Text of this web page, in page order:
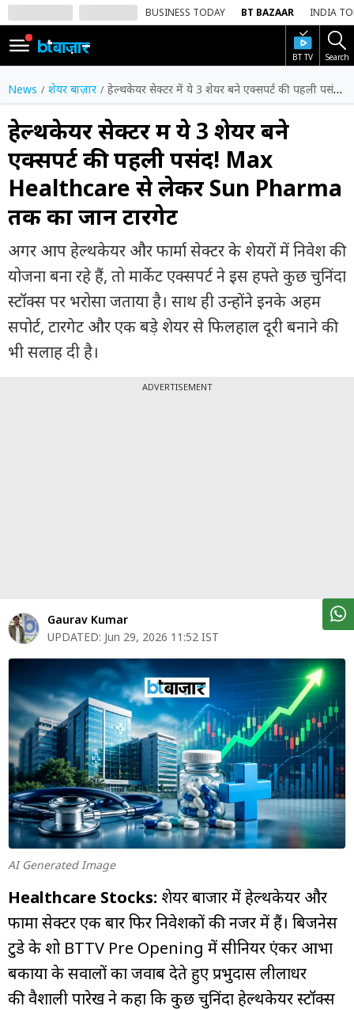
BUSINESS TODAY BT BAZAAR INDIA
BT TV Search
SIGN
IN
Dark
Mode
होम
शेयर
बाज़ार
वीडियो
ट्रेंडिंग
बिजनेस
न्यूज
पर्सनल
ट्रेंडिंग
वीडियो
म्यूचुअल
फंड
News शेयर बाज़ार हेल्थकेयर सेक्टर में ये 3 शेयर बने एक्सपर्ट की पहली पसंद! Max Healthcare से लेकर Sun Pharma तक का जानें टारगेट
हेल्थकेयर सेक्टर में ये 3 शेयर बने
एक्सपर्ट की पहली पसंद! Max
Healthcare से लेकर Sun Pharma
तक का जानें टारगेट
अगर आप हेल्थकेयर और फार्मा सेक्टर के शेयरों में निवेश की
योजना बना रहे हैं, तो मार्केट एक्सपर्ट ने इस हफ्ते कुछ चुनिंदा
स्टॉक्स पर भरोसा जताया है। साथ ही उन्होंने इनके अहम
सपोर्ट, टारगेट और एक बड़े शेयर से फिलहाल दूरी बनाने की
भी सलाह दी है।
ADVERTISEMENT
Gaurav Kumar
UPDATED: Jun 29, 2026 11:52 IST
AI Generated Image
Healthcare Stocks: शेयर बाजार में हेल्थकेयर और
फार्मा सेक्टर एक बार फिर निवेशकों की नजर में हैं। बिजनेस
टुडे के शो BTTV Pre Opening में सीनियर एंकर आभा
बकाया के सवालों का जवाब देते हुए प्रभुदास लीलाधर
की वैशाली पारेख ने कहा कि कुछ चुनिंदा हेल्थकेयर स्टॉक्स